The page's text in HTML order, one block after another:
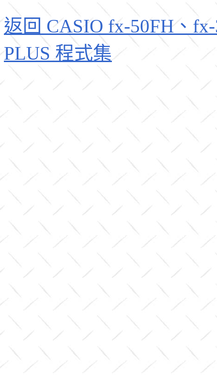
返回 CASIO fx-50FH、
PLUS 程式集